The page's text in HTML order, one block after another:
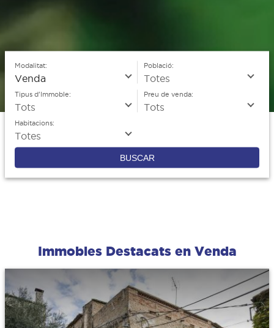
Modalitat: Població:
Tipus d'Immoble: Preu de venda:
Habitacions:
BUSCAR
Immobles Destacats en Venda